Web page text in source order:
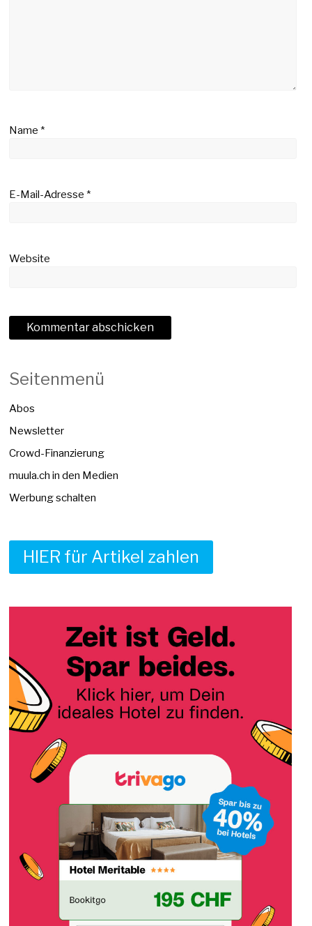
Name*
E-Mail-Adresse*
Website
Seitenmenü
Abos
Newsletter
Crowd-Finanzierung
muula.ch in den Medien
Werbung schalten
HIER für Artikel zahlen